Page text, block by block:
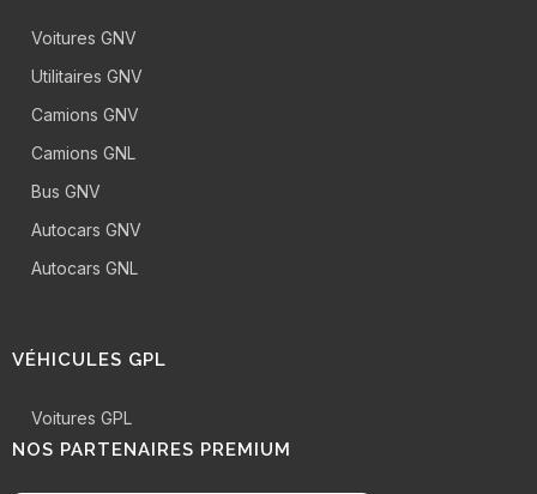
Voitures GNV
Utilitaires GNV
Camions GNV
Camions GNL
Bus GNV
Autocars GNV
Autocars GNL
VÉHICULES GPL
Voitures GPL
NOS PARTENAIRES PREMIUM